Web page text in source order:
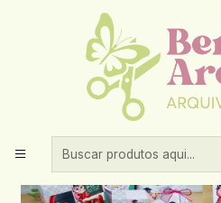
Aproveite 10% de desconto ao
Datas comemorativas
Arquivo Dia dos Professores 2024